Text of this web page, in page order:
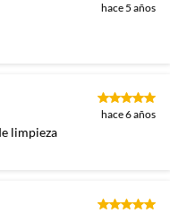
hace 5 años
hace 6 años
limpieza